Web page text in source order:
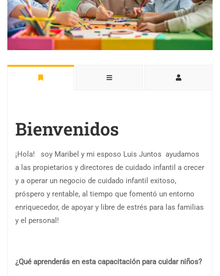
Bienvenidos
¡Hola! soy Maribel y mi esposo Luis Juntos ayudamos
a las propietarios y directores de cuidado infantil a crecer
y a operar un negocio de cuidado infantil exitoso,
próspero y rentable, al tiempo que fomentó un entorno
enriquecedor, de apoyar y libre de estrés para las familias
y el personal!
¿Qué aprenderás en esta capacitación para cuidar niños?